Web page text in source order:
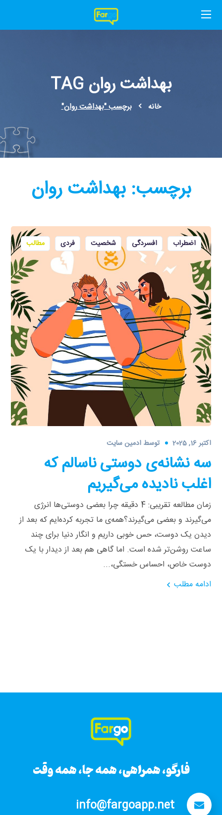
بهداشت روان TAG
خانه برچسب "بهداشت روان"
برچسب:بهداشت روان
اضطراب افسردگی شخصیت فردی مطالب
اکتبر 16, 2025 توسطادمین سایت
سه نشانه‌ی دوستی ناسالم که
اغلب نادیده می‌گیریم
زمان مطالعه تقریبی: 4 دقیقه چرا بعضی دوستی‌ها انرژی
می‌گیرند و بعضی می‌گیرند؟همه‌ی ما تجربه کرده‌ایم که بعد از
دیدن یک دوست، حس خوبی داریم و انگار دنیا برای چند
ساعت روشن‌تر شده است. اما گاهی هم بعد از دیدار با یک
دوست خاص، احساس خستگی،...
ادامه مطلب
فارگو، همراهی، همه جا، همه وقت
info@fargoapp.net